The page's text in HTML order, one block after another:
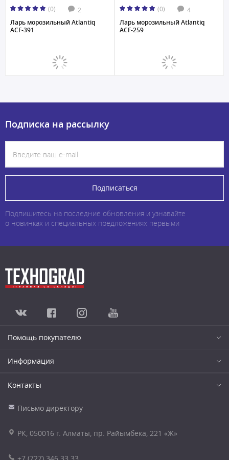
(0) 2
Ларь морозильный Atlantiq
ACF-391
(0) 4
Ларь морозильный Atlantiq
ACF-259
Подписка на рассылку
Подписаться
Подпишитесь на последние обновления и узнавайте
о новинках и специальных предложениях первыми
Помощь покупателю
Информация
Контакты
Письмо директору
РК, 050016 г. Алматы, пр. Райымбека, 221 «Ж»